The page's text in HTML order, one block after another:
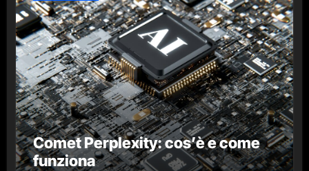
Comet Perplexity: cos’è e come
funziona